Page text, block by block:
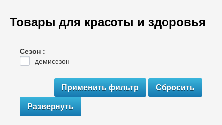
Товары для красоты и здоровья
Сезон :
демисезон
Развернуть